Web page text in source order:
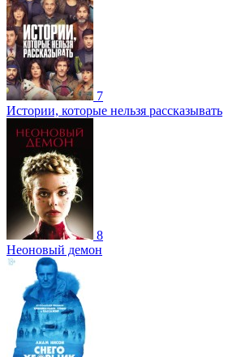
7
Истории, которые нельзя рассказывать
8
Неоновый демон